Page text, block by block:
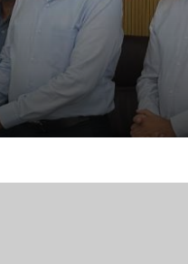
का आयोजन